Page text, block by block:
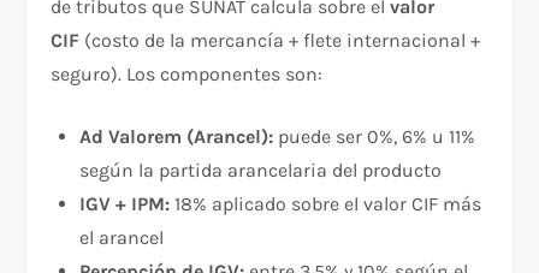
de tributos que SUNAT calcula sobre elvalor
CIF (costo de la mercancía + flete internacional +
seguro). Los componentes son:
Ad Valorem (Arancel): puede ser 0%, 6% u 11%
según la partida arancelaria del producto
IGV + IPM: 18% aplicado sobre el valor CIF más
el arancel